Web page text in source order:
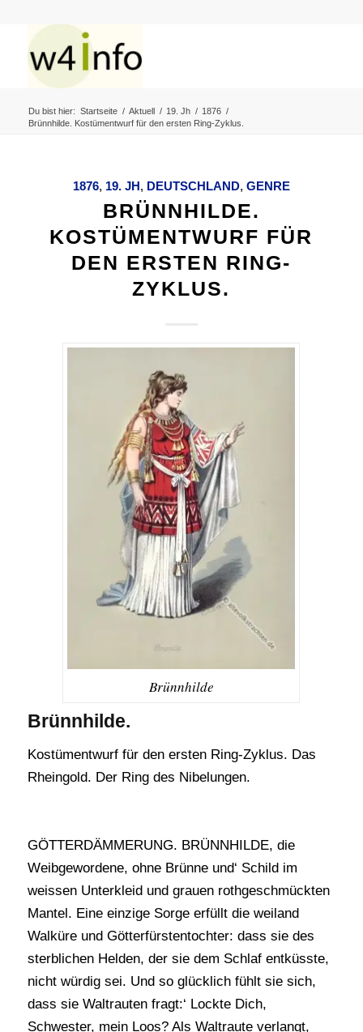
Du bist hier: Startseite / Aktuell / 19. Jh / 1876 /
Brünnhilde. Kostümentwurf für den ersten Ring-Zyklus.
1876, 19. JH, DEUTSCHLAND, GENRE
BRÜNNHILDE.
KOSTÜMENTWURF FÜR
DEN ERSTEN RING-
ZYKLUS.
Brünnhilde
Brünnhilde.
Kostümentwurf für den ersten Ring-Zyklus. Das
Rheingold. Der Ring des Nibelungen.
GÖTTERDÄMMERUNG. BRÜNNHILDE, die
Weibgewordene, ohne Brünne und‘ Schild im
weissen Unterkleid und grauen rothgeschmückten
Mantel. Eine einzige Sorge erfüllt die weiland
Walküre und Götterfürstentochter: dass sie des
sterblichen Helden, der sie dem Schlaf entküsste,
nicht würdig sei. Und so glücklich fühlt sie sich,
dass sie Waltrauten fragt:‘ Lockte Dich,
Schwester, mein Loos? Als Waltraute verlangt,